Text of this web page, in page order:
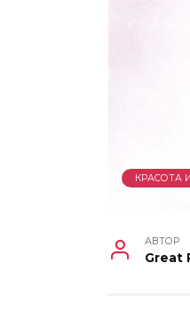
КРАСОТА
АВТОР
Great